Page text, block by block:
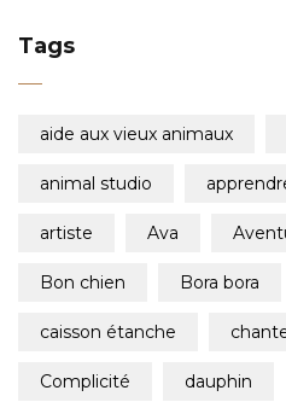
Tags
aide aux vieux animaux
animal studio
artiste ava
bon chien bora bora
caisson étanche
complicité dauphin